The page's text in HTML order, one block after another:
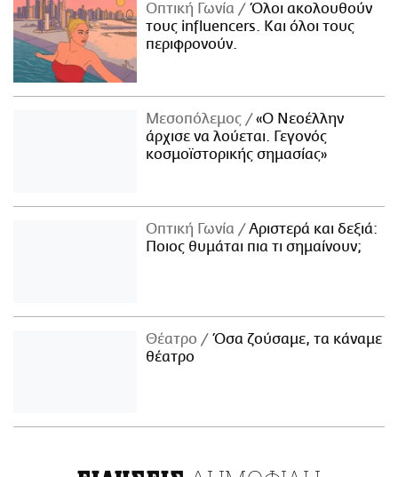
Οπτική Γωνία
Όλοι ακολουθούν
τους influencers. Και όλοι τους
περιφρονούν.
Μεσοπόλεμος
«Ο Νεοέλλην
άρχισε να λούεται. Γεγονός
κοσμοϊστορικής σημασίας»
Οπτική Γωνία
Αριστερά και δεξιά:
Ποιος θυμάται πια τι σημαίνουν;
Θέατρο
Όσα ζούσαμε, τα κάναμε
θέατρο